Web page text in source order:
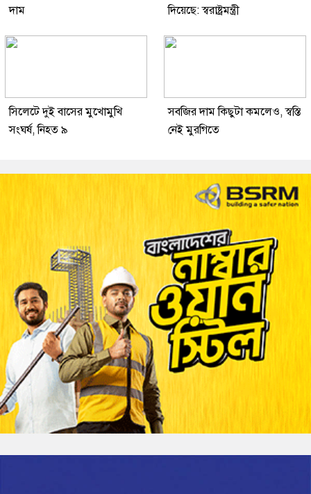
দাম
দিয়েছে: স্বরাষ্ট্রমন্ত্রী
সিলেটে দুই বাসের মুখোমুখি
সংঘর্ষ, নিহত ৯
সবজির দাম কিছুটা কমলেও, স্বস্তি
নেই মুরগিতে